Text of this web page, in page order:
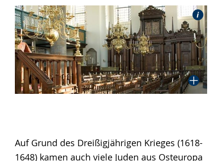
Auf Grund des Dreißigjährigen Krieges (1618-
1648) kamen auch viele Juden aus Osteuropa